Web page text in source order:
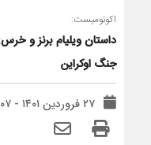
اکونومیست:
داستان ویلیام برنز و
جنگ اوکراین
۲۷ فروردین ۱۴۰۱ - ۱۰:۰۷